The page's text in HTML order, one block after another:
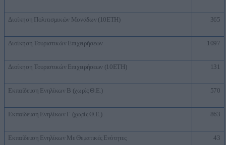
Διοίκηση Πολιτισμικών Μονάδων (10ΕΤΗ) 365
Διοίκηση Τουριστικών Επιχειρήσεων 1097
Διοίκηση Τουριστικών Επιχειρήσεων (10ΕΤΗ) 131
Εκπαίδευση Ενηλίκων Β (χωρίς Θ.Ε.) 570
Εκπαίδευση Ενηλίκων Γ (χωρίς Θ.Ε.) 863
Εκπαίδευση Ενηλίκων Με Θεματικές Ενότητες 43